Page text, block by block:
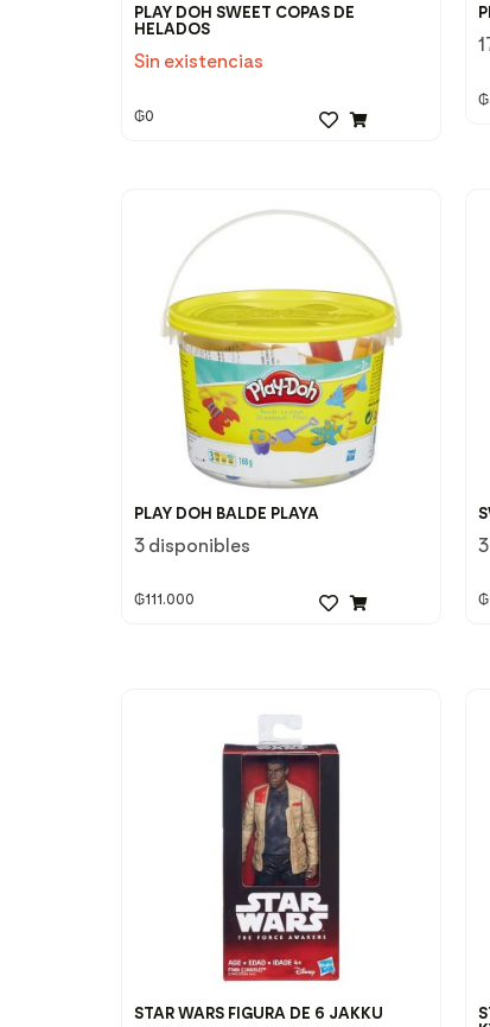
PLAY DOH SWEET COPAS DE
HELADOS
Sin existencias
₲0
₲
PLAY DOH BALDE PLAYA
3 disponibles
₲111.000 ₲
STAR WARS FIGURA DE 6 JAKKU